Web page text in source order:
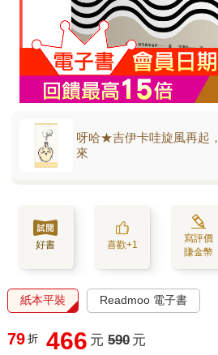
呀哈★吉伊卡哇旋風再起
來
好書 喜歡+1
寫評價
賺金幣
紙本平裝 Readmoo 電子書
79 折 466 元 590 元